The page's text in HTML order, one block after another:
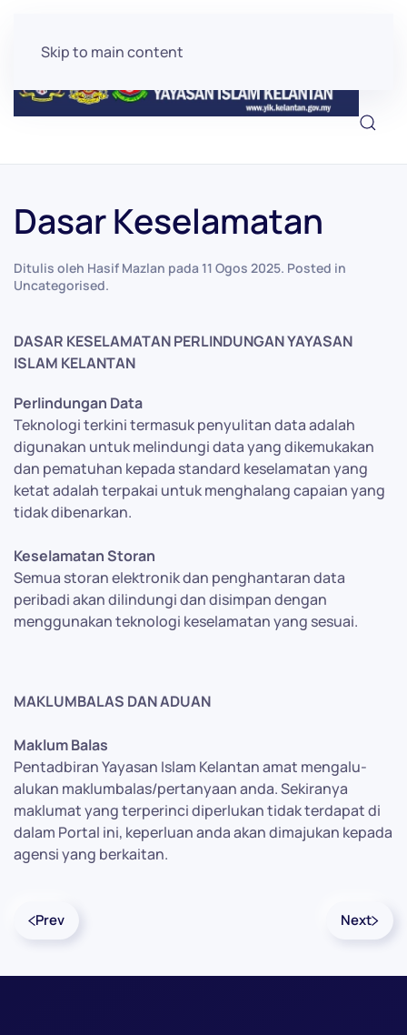
Skip to main content
Dasar Keselamatan
Ditulis oleh Hasif Mazlan pada 11 Ogos 2025. Posted in
Uncategorised.
DASAR KESELAMATAN PERLINDUNGAN YAYASAN
ISLAM KELANTAN
Perlindungan Data
Teknologi terkini termasuk penyulitan data adalah
digunakan untuk melindungi data yang dikemukakan
dan pematuhan kepada standard keselamatan yang
ketat adalah terpakai untuk menghalang capaian yang
tidak dibenarkan.
Keselamatan Storan
Semua storan elektronik dan penghantaran data
peribadi akan dilindungi dan disimpan dengan
menggunakan teknologi keselamatan yang sesuai.
MAKLUMBALAS DAN ADUAN
Maklum Balas
Pentadbiran Yayasan Islam Kelantan amat mengalu-
alukan maklumbalas/pertanyaan anda. Sekiranya
maklumat yang terperinci diperlukan tidak terdapat di
dalam Portal ini, keperluan anda akan dimajukan kepada
agensi yang berkaitan.
Prev Next